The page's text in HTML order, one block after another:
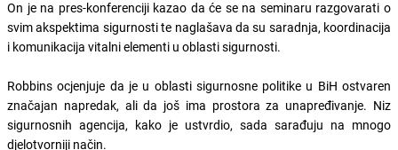
On je na pres-konferenciji kazao da će se na seminaru razgovarati o
svim akspektima sigurnosti te naglašava da su saradnja, koordinacija
i komunikacija vitalni elementi u oblasti sigurnosti.
Robbins ocjenjuje da je u oblasti sigurnosne politike u BiH ostvaren
značajan napredak, ali da još ima prostora za unapređivanje. Niz
sigurnosnih agencija, kako je ustvrdio, sada sarađuju na mnogo
djelotvorniji način.